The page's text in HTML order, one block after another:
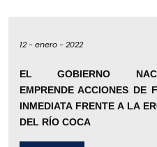
12 - enero - 2022
EL GOBIERNO
EMPRENDE ACCIONES DE
INMEDIATA FRENTE A LA
DEL RÍO COCA